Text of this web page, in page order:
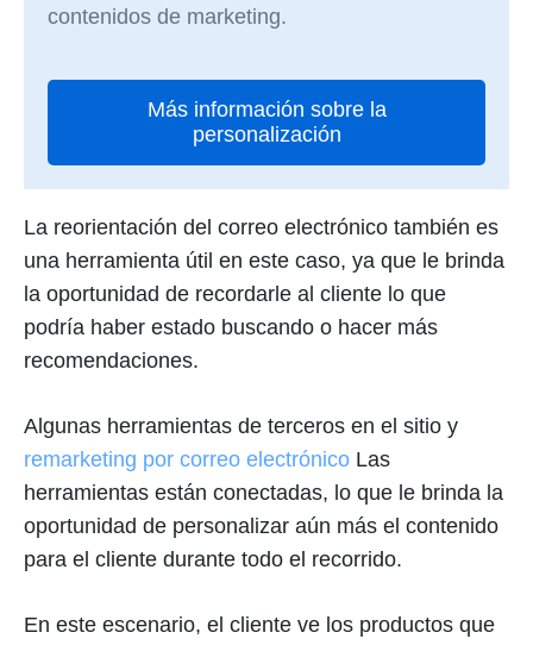
contenidos de marketing.
Más información sobre la
personalización
La reorientación del correo electrónico también es
una herramienta útil en este caso, ya que le brinda
la oportunidad de recordarle al cliente lo que
podría haber estado buscando o hacer más
recomendaciones.
Algunas herramientas de terceros en el sitio y
remarketing por correo electrónico Las
herramientas están conectadas, lo que le brinda la
oportunidad de personalizar aún más el contenido
para el cliente durante todo el recorrido.
En este escenario, el cliente ve los productos que